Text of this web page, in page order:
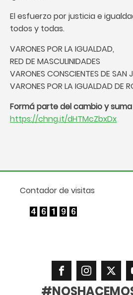
El esfuerzo por justicia e
todos y todas.
VARONES POR LA IGUALDAD,
RED DE MASCULINIDADES
VARONES CONSCIENTES DE SAN
VARONES POR LA IGUALDAD DE
Formá parte del cambio y
https://chng.it/dHTMcZbxDx
Contador de visitas